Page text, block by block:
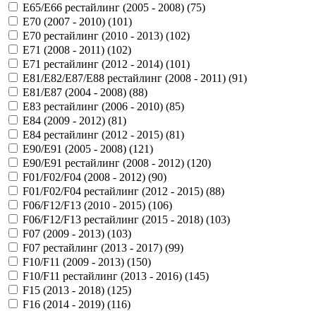
E65/E66 рестайлинг (2005 - 2008) (75)
E70 (2007 - 2010) (101)
E70 рестайлинг (2010 - 2013) (102)
E71 (2008 - 2011) (102)
E71 рестайлинг (2012 - 2014) (101)
E81/E82/E87/E88 рестайлинг (2008 - 2011) (91)
E81/E87 (2004 - 2008) (88)
E83 рестайлинг (2006 - 2010) (85)
E84 (2009 - 2012) (81)
E84 рестайлинг (2012 - 2015) (81)
E90/E91 (2005 - 2008) (121)
E90/E91 рестайлинг (2008 - 2012) (120)
F01/F02/F04 (2008 - 2012) (90)
F01/F02/F04 рестайлинг (2012 - 2015) (88)
F06/F12/F13 (2010 - 2015) (106)
F06/F12/F13 рестайлинг (2015 - 2018) (103)
F07 (2009 - 2013) (103)
F07 рестайлинг (2013 - 2017) (99)
F10/F11 (2009 - 2013) (150)
F10/F11 рестайлинг (2013 - 2016) (145)
F15 (2013 - 2018) (125)
F16 (2014 - 2019) (116)